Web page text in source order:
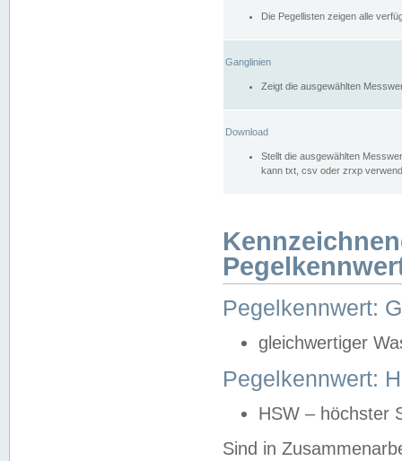
Die Pegellisten zeigen alle
Ganglinien
Zeigt die ausgewählten
Download
Stellt die ausgewählten
kann txt, csv oder zrxp
Pegelkennwert:
gleichwertiger
Pegelkennwert:
HSW – höchster
Sind in